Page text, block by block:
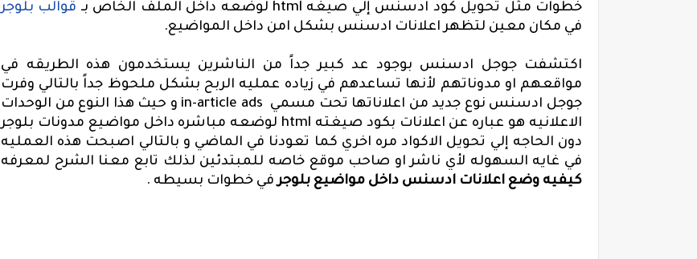
خطوات مثل تحويل كود ادسنس إلي صيغه html لوضعه داخل الملف الخاص بـ قوالب بلوجر
في مكان معين لتظهر اعلانات ادسنس بشكل امن داخل المواضيع.
اكتشفت جوجل ادسنس بوجود عد كبير جداً من الناشرين يستخدمون هذه الطريقه في
مواقعهم او مدوناتهم لأنها تساعدهم في زياده عمليه الربح بشكل ملحوظ جداً بالتالي وفرت
جوجل ادسنس نوع جديد من اعلاناتها تحت مسمي in-article ads و حيث هذا النوع من الوحدات
الاعلانيه هو عباره عن اعلانات بكود صيغته html لوضعه مباشره داخل مواضيع مدونات بلوجر
دون الحاجه إلي تحويل الاكواد مره اخري كما تعودنا في الماضي و بالتالي اصبحت هذه العمليه
في غايه السهوله لأي ناشر او صاحب موقع خاصه للمبتدئين لذلك تابع معنا الشرح لمعرفه
كيفيه وضع اعلانات ادسنس داخل مواضيع بلوجرفي خطوات بسيطه .